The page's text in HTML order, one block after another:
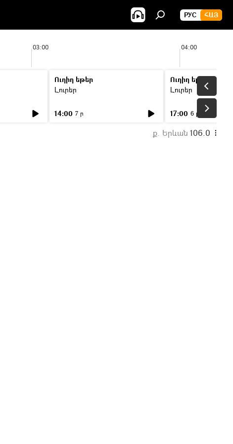
РУС ՀԱՅ
03:00 04:00
Ուղիղ եթեր
Լուրեր
14:00 7 ր
Ուղիղ եթեր
Լուրեր
17:00 6 ր
ք. Երևան 106.0